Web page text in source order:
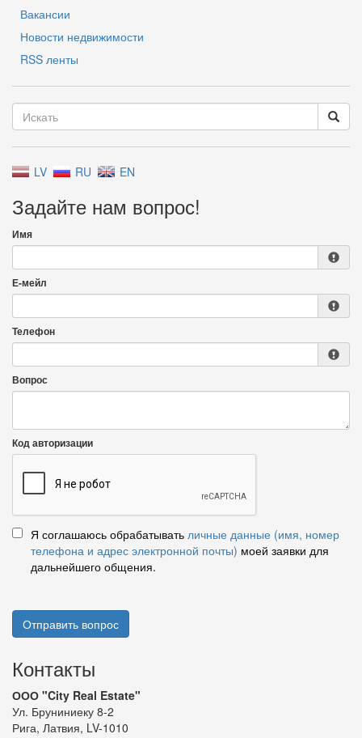
Вакансии
Новости недвижимости
RSS ленты
LV RU EN
Задайте нам вопрос!
Имя
Е-мейл
Телефон
Вопрос
Код авторизации
Я соглашаюсь обрабатывать личные данные (имя, номер
телефона и адрес электронной почты) моей заявки для
дальнейшего общения.
Отправить вопрос
Контакты
ООО "City Real Estate"
Ул. Бруниниеку 8-2
Рига, Латвия, LV-1010